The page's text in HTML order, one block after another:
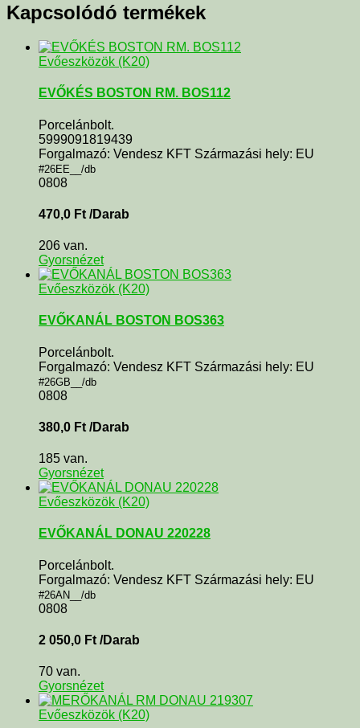
Kapcsolódó termékek
Evőeszközök (K20)
EVŐKÉS BOSTON RM. BOS112
Porcelánbolt.
5999091819439
Forgalmazó: Vendesz KFT Származási hely: EU
#26EE__/db
0808
470,0 Ft /Darab
206 van.
Gyorsnézet
Evőeszközök (K20)
EVŐKANÁL BOSTON BOS363
Porcelánbolt.
Forgalmazó: Vendesz KFT Származási hely: EU
#26GB__/db
0808
380,0 Ft /Darab
185 van.
Gyorsnézet
Evőeszközök (K20)
EVŐKANÁL DONAU 220228
Porcelánbolt.
Forgalmazó: Vendesz KFT Származási hely: EU
#26AN__/db
0808
2 050,0 Ft /Darab
70 van.
Gyorsnézet
Evőeszközök (K20)